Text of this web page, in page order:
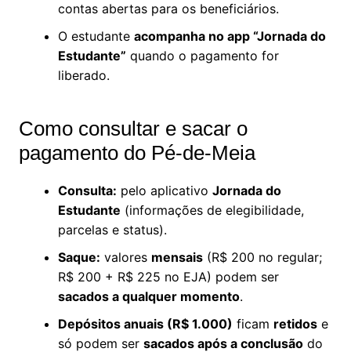
contas abertas para os beneficiários.
O estudante acompanha no app “Jornada do
Estudante” quando o pagamento for
liberado.
Como consultar e sacar o
pagamento do Pé-de-Meia
Consulta: pelo aplicativo Jornada do
Estudante (informações de elegibilidade,
parcelas e status).
Saque: valores mensais(R$ 200 no regular;
R$ 200 + R$ 225 no EJA) podem ser
sacados a qualquer momento.
Depósitos anuais (R$ 1.000) ficam retidose
só podem ser sacados após a conclusãodo